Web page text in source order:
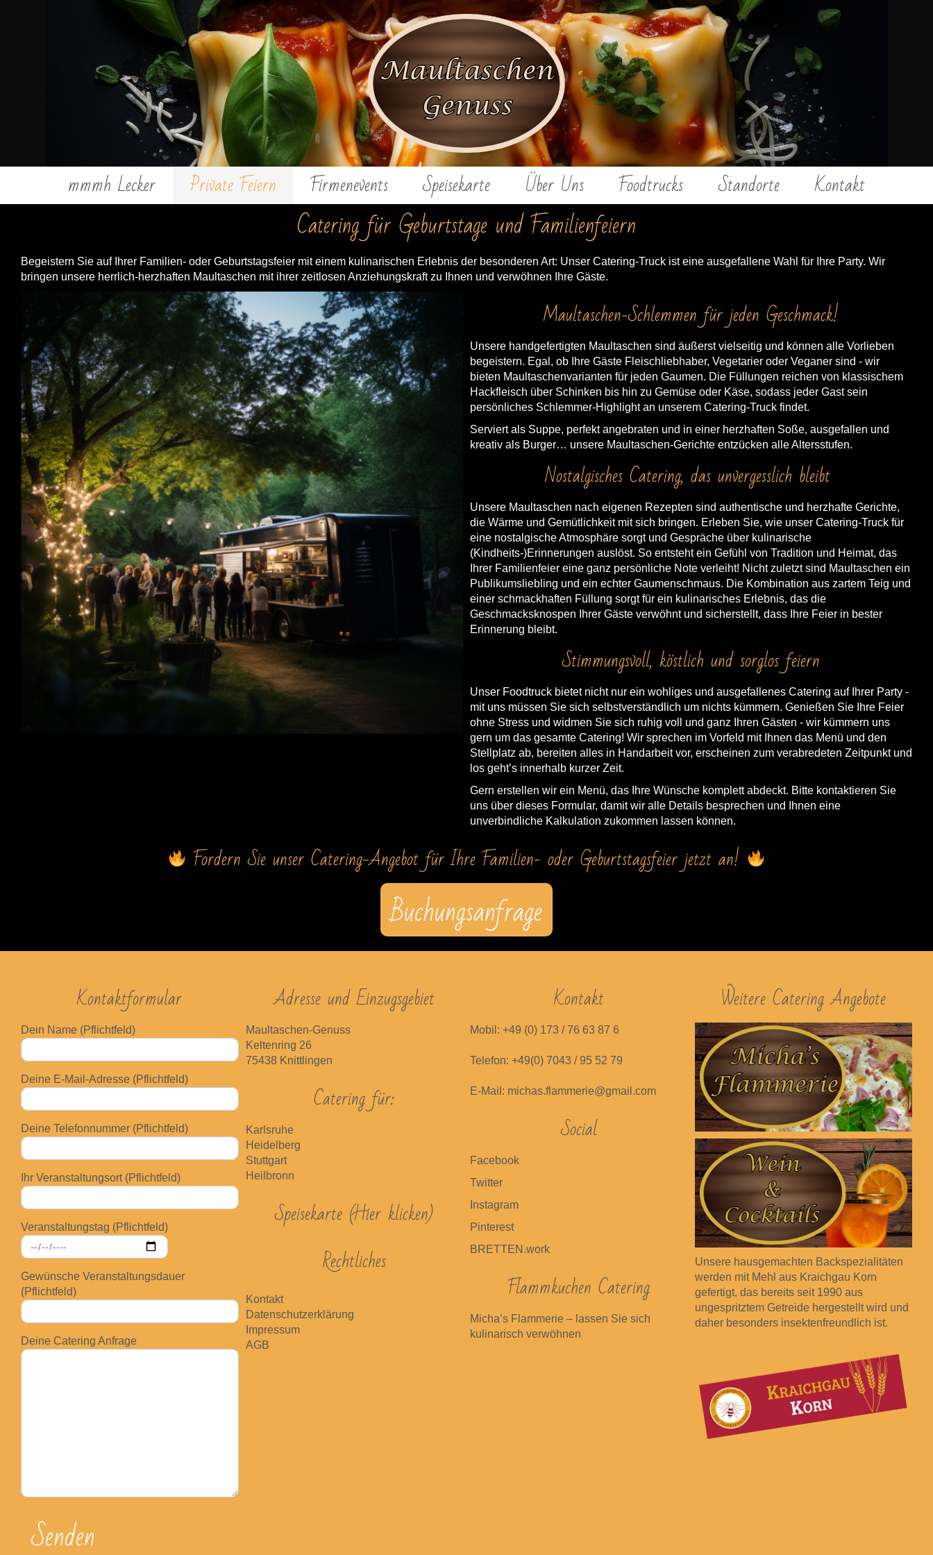
mmmh Lecker Private Feiern Firmenevents Speisekarte Über Uns Foodtrucks Standorte Kontakt
Catering für Geburtstage und Familienfeiern
Begeistern Sie auf Ihrer Familien- oder Geburtstagsfeier mit einem kulinarischen Erlebnis der besonderen Art: Unser Catering-Truck ist eine ausgefallene Wahl für Ihre Party. Wir
bringen unsere herrlich-herzhaften Maultaschen mit ihrer zeitlosen Anziehungskraft zu Ihnen und verwöhnen Ihre Gäste.
Maultaschen-Schlemmen für jeden Geschmack!
Unsere handgefertigten Maultaschen sind äußerst vielseitig und können alle Vorlieben
begeistern. Egal, ob Ihre Gäste Fleischliebhaber, Vegetarier oder Veganer sind - wir
bieten Maultaschenvarianten für jeden Gaumen. Die Füllungen reichen von klassischem
Hackfleisch über Schinken bis hin zu Gemüse oder Käse, sodass jeder Gast sein
persönliches Schlemmer-Highlight an unserem Catering-Truck findet.
Serviert als Suppe, perfekt angebraten und in einer herzhaften Soße, ausgefallen und
kreativ als Burger… unsere Maultaschen-Gerichte entzücken alle Altersstufen.
Nostalgisches Catering, das unvergesslich bleibt
Unsere Maultaschen nach eigenen Rezepten sind authentische und herzhafte Gerichte,
die Wärme und Gemütlichkeit mit sich bringen. Erleben Sie, wie unser Catering-Truck für
eine nostalgische Atmosphäre sorgt und Gespräche über kulinarische
(Kindheits-)Erinnerungen auslöst. So entsteht ein Gefühl von Tradition und Heimat, das
Ihrer Familienfeier eine ganz persönliche Note verleiht! Nicht zuletzt sind Maultaschen ein
Publikumsliebling und ein echter Gaumenschmaus. Die Kombination aus zartem Teig und
einer schmackhaften Füllung sorgt für ein kulinarisches Erlebnis, das die
Geschmacksknospen Ihrer Gäste verwöhnt und sicherstellt, dass Ihre Feier in bester
Erinnerung bleibt.
Stimmungsvoll, köstlich und sorglos feiern
Unser Foodtruck bietet nicht nur ein wohliges und ausgefallenes Catering auf Ihrer Party -
mit uns müssen Sie sich selbstverständlich um nichts kümmern. Genießen Sie Ihre Feier
ohne Stress und widmen Sie sich ruhig voll und ganz Ihren Gästen - wir kümmern uns
gern um das gesamte Catering! Wir sprechen im Vorfeld mit Ihnen das Menü und den
Stellplatz ab, bereiten alles in Handarbeit vor, erscheinen zum verabredeten Zeitpunkt und
los geht’s innerhalb kurzer Zeit.
Gern erstellen wir ein Menü, das Ihre Wünsche komplett abdeckt. Bitte kontaktieren Sie
uns über dieses Formular, damit wir alle Details besprechen und Ihnen eine
unverbindliche Kalkulation zukommen lassen können.
Fordern Sie unser Catering-Angebot für Ihre Familien- oder Geburtstagsfeier jetzt an!
Buchungsanfrage
Kontaktformular
Dein Name (Pflichtfeld)
Deine E-Mail-Adresse (Pflichtfeld)
Deine Telefonnummer (Pflichtfeld)
Ihr Veranstaltungsort (Pflichtfeld)
Veranstaltungstag (Pflichtfeld)
Gewünsche Veranstaltungsdauer
(Pflichtfeld)
Deine Catering Anfrage
Adresse und Einzugsgebiet
Maultaschen-Genuss
Keltenring 26
75438 Knittlingen
Catering für:
Karlsruhe
Heidelberg
Stuttgart
Heilbronn
Speisekarte (Hier klicken)
Rechtliches
Kontakt
Datenschutzerklärung
Impressum
AGB
Kontakt
Mobil: +49 (0) 173 / 76 63 87 6
Telefon: +49(0) 7043 / 95 52 79
E-Mail: michas.flammerie@gmail.com
Social
Facebook
Twitter
Instagram
Pinterest
BRETTEN.work
Flammkuchen Catering
Micha’s Flammerie – lassen Sie sich
kulinarisch verwöhnen
Weitere Catering Angebote
Unsere hausgemachten Backspezialitäten
werden mit Mehl aus Kraichgau Korn
gefertigt, das bereits seit 1990 aus
ungespritztem Getreide hergestellt wird und
daher besonders insektenfreundlich ist.